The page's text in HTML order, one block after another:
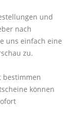
und
nach
uns einfach eine
zu.
bestimmen
können